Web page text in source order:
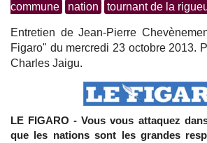
commune
nation tournant de la
Entretien de Jean-Pierre
Figaro" du mercredi 23 octobre 2013.
Charles Jaigu.
LE FIGARO - Vous vous attaquez
que les nations sont les grandes